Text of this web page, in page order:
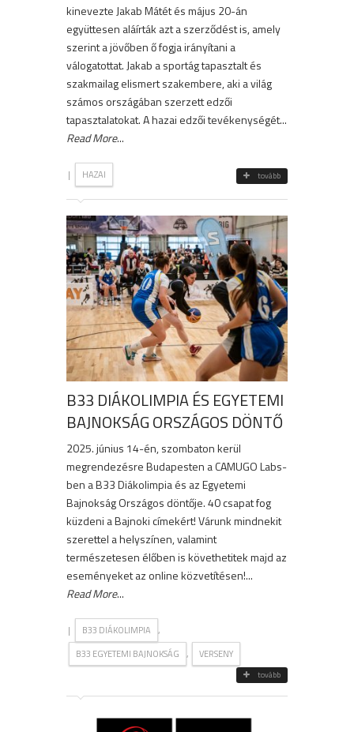
kinevezte Jakab Mátét és május 20-án
együttesen aláírták azt a szerződést is, amely
szerint a jövőben ő fogja irányítani a
válogatottat. Jakab a sportág tapasztalt és
szakmailag elismert szakembere, aki a világ
számos országában szerzett edzői
tapasztalatokat. A hazai edzői tevékenységét...
Read More...
| HAZAI tovább
B33 DIÁKOLIMPIA ÉS EGYETEMI
BAJNOKSÁG ORSZÁGOS DÖNTŐ
2025. június 14-én, szombaton kerül
megrendezésre Budapesten a CAMUGO Labs-
ben a B33 Diákolimpia és az Egyetemi
Bajnokság Országos döntője. 40 csapat fog
küzdeni a Bajnoki címekért! Várunk mindnekit
szerettel a helyszínen, valamint
természetesen élőben is követhetitek majd az
eseményeket az online közvetítésen!...
Read More...
| B33 DIÁKOLIMPIA ,
B33 EGYETEMI BAJNOKSÁG , VERSENY
tovább